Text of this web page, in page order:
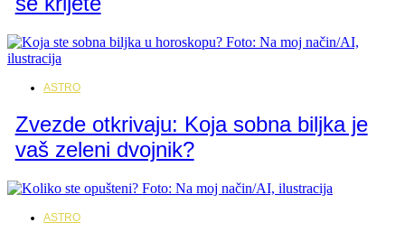
ASTRO
Zvezde otkrivaju: Koja sobna biljka je
vaš zeleni dvojnik?
ASTRO